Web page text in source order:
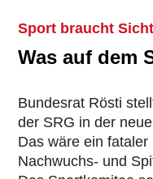
Sport braucht
Was auf dem
Bundesrat Rösti
der SRG in der
Das wäre ein
Nachwuchs- und